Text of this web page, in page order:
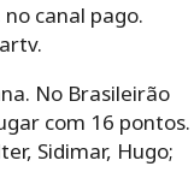
canal pago.
No Brasileirão
com 16 pontos.
Sidimar, Hugo;